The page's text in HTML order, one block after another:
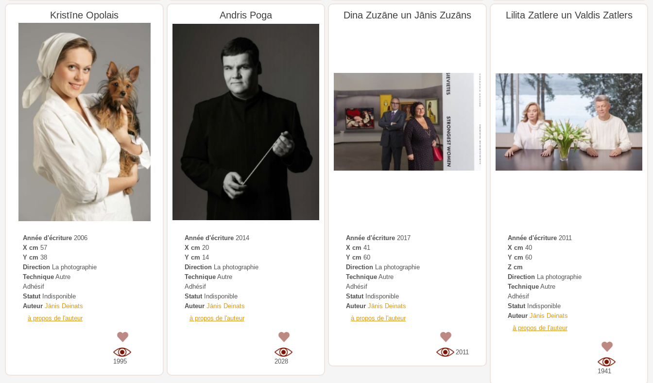
Kristīne Opolais
Année d'écriture 2006
X cm 57
Y cm 38
Direction La photographie
Technique Autre
Adhésif
Statut Indisponible
Auteur Jānis Deinats
à propos de l'auteur
1995
Andris Poga
Année d'écriture2014
X cm 20
Y cm 14
DirectionLa photographie
TechniqueAutre
Adhésif
StatutIndisponible
Auteur Jānis Deinats
à propos de l'auteur
2028
Dina Zuzāne un Jānis Zuzāns
Année d'écriture 2017
X cm 41
Y cm 60
Direction La photographie
Technique Autre
Adhésif
Statut Indisponible
Auteur Jānis Deinats
à propos de l'auteur
2011
Lilita Zatlere un Valdis Zatlers
Année d'écriture2011
X cm 40
Y cm 60
Z cm
DirectionLa photographie
TechniqueAutre
Adhésif
StatutIndisponible
Auteur Jānis Deinats
à propos de l'auteur
1941